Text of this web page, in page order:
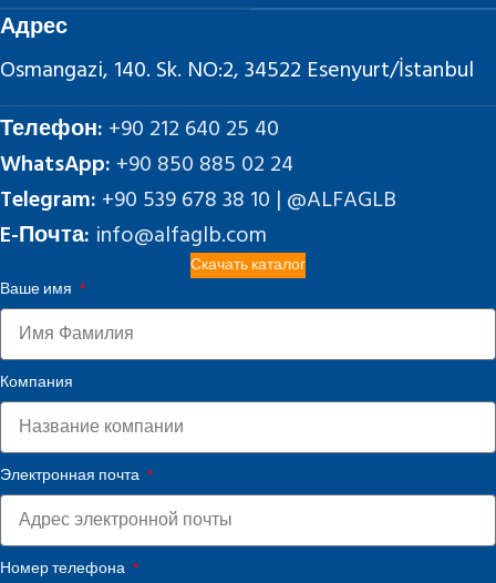
Адрес
Osmangazi, 140. Sk. NO:2, 34522 Esenyurt/İstanbul
Телефон: +90 212 640 25 40
WhatsApp: +90 850 885 02 24
Telegram: +90 539 678 38 10 | @ALFAGLB
E-Почта: info@alfaglb.com
Скачать каталог
Ваше имя
Компания
Электронная почта
Номер телефона